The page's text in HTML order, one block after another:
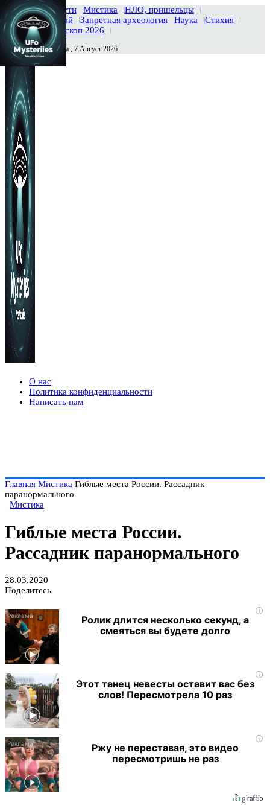
Главная Новости Мистика
НЛО, пришельцы
Тайны вселенной
Запретная археология Наука
Стихия
История
Гороскоп 2026
Сегодня Пятница , 7 Август 2026
О нас
Политика конфиденциальности
Написать нам
Главная Мистика Гиблые места России. Рассадник
паранормального
Мистика
Гиблые места России.
Рассадник паранормального
28.03.2020
Поделитесь
i
Ролик длится несколько секунд, а
смеяться вы будете долго
i
Этот танец невесты оставит вас без
слов! Пересмотрела 10 раз
i
Ржу не переставая, это видео
пересмотришь не раз